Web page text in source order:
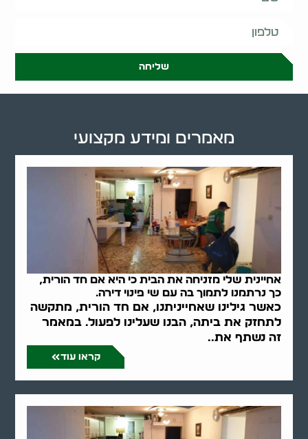
שליחה
אחיינית שלי מזניחה את הבית כי היא אם חד הורית,
כך נרתמנו לתמוך בה עם שי פינוי דירה.
כאשר גילינו שאחייניתנו, אם חד הורית, מתקשה
לתחזק את ביתה, הבנו שעלינו לפעול. במאמר
זה נשתף את..
קראו עוד
מאמרים ומידע מקצועי